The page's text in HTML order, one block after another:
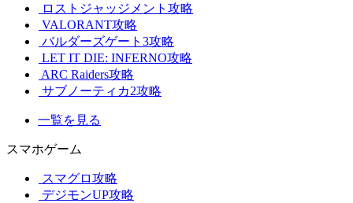
ロストジャッジメント攻略
VALORANT攻略
バルダーズゲート3攻略
LET IT DIE: INFERNO攻略
ARC Raiders攻略
サブノーティカ2攻略
一覧を見る
スマホゲーム
スマグロ攻略
デジモンUP攻略